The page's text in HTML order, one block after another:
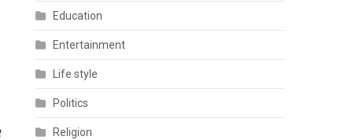
Education
Entertainment
Life style
Politics
Religion